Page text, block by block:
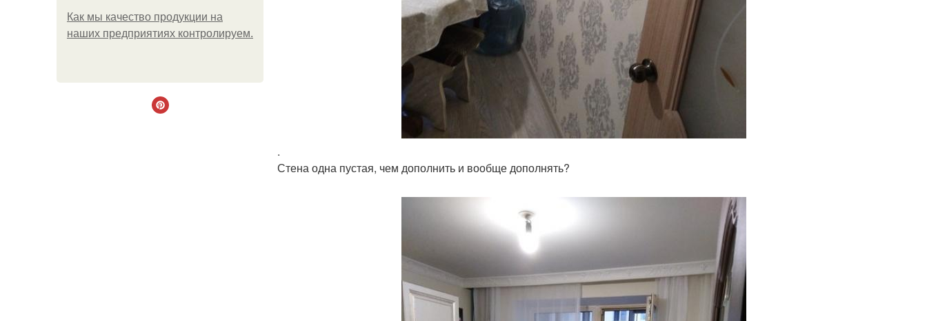
Как мы качество продукции на
наших предприятиях контролируем.
.
Стена одна пустая, чем дополнить и вообще дополнять?